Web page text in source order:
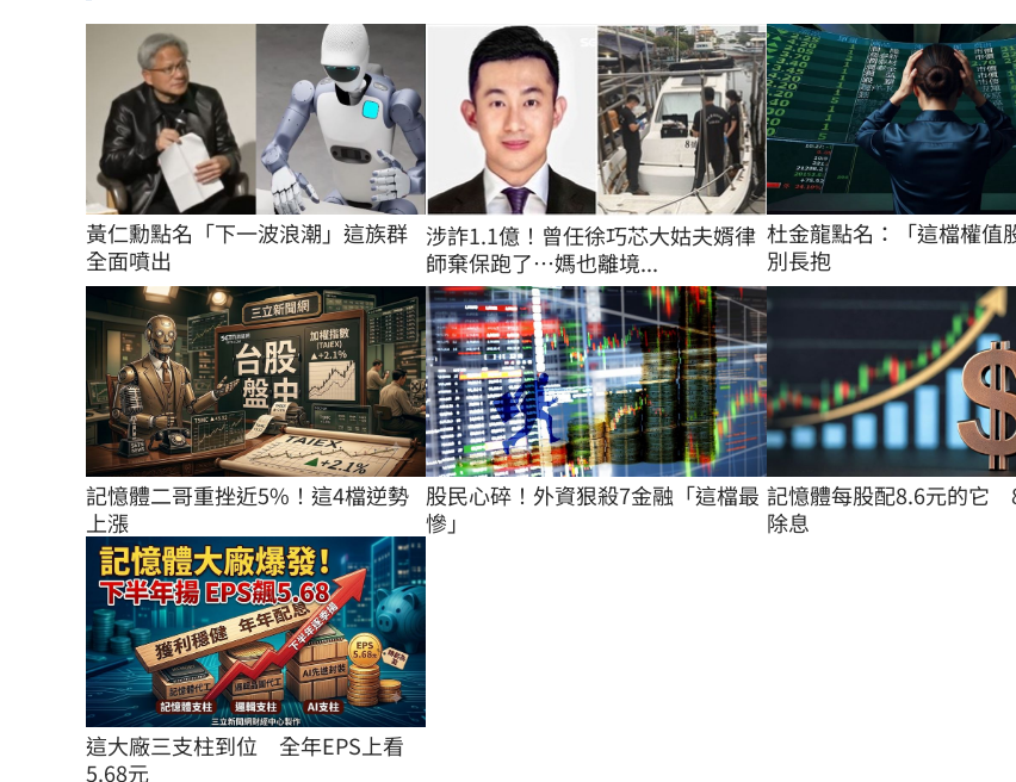
黃仁勳點名「下一波浪潮」這族群
全面噴出
涉詐1.1億！曾任徐巧芯大姑夫婿律
師棄保跑了…媽也離境...
杜金龍點名：「這檔權值
別長抱
記憶體二哥重挫近5%！這4檔逆勢
上漲
股民心碎！外資狠殺7金融「這檔最
慘」
記憶體每股配8.6元的它　
除息
這大廠三支柱到位　全年EPS上看
5.68元